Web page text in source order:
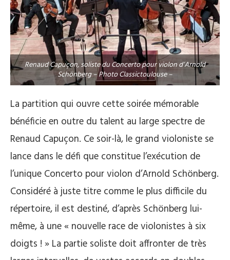
Renaud Capuçon, soliste du Concerto pour violon d’Arnold
Schönberg – Photo Classictoulouse –
La partition qui ouvre cette soirée mémorable
bénéficie en outre du talent au large spectre de
Renaud Capuçon. Ce soir-là, le grand violoniste se
lance dans le défi que constitue l’exécution de
l’unique Concerto pour violon d’Arnold Schönberg.
Considéré à juste titre comme le plus difficile du
répertoire, il est destiné, d’après Schönberg lui-
même, à une « nouvelle race de violonistes à six
doigts ! » La partie soliste doit affronter de très